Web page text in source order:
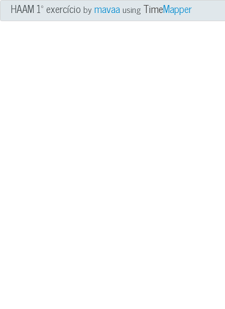
HAAM 1º exercício bymavaa using TimeMapper